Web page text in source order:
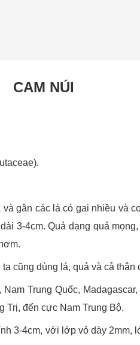
CAM NÚI
.
gân các lá có gai nhiều và
3-4cm. Quả dạng quả
cũng dùng lá, quả và cả thân
Trung Quốc,
đến cực Nam Trung Bộ.
3-4cm, với lớp vỏ dày